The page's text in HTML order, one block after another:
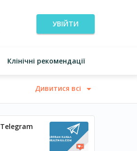
УВІЙТИ
Клінічні рекомендації
Дивитися всі